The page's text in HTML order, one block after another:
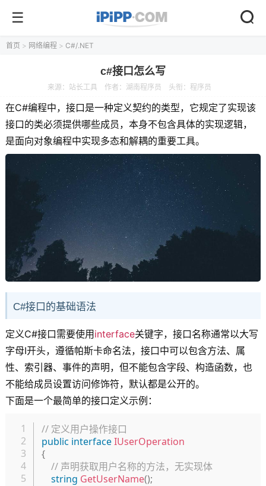
首页 > 网络编程 > C#/.NET
c#接口怎么写
来源： 站长工具 作者：湖南程序员 头衔：程序员
在C#编程中，接口是一种定义契约的类型，它规定了实现该
接口的类必须提供哪些成员，本身不包含具体的实现逻辑，
是面向对象编程中实现多态和解耦的重要工具。
C#接口的基础语法
定义C#接口需要使用interface关键字，接口名称通常以大写
字母I开头，遵循帕斯卡命名法，接口中可以包含方法、属
性、索引器、事件的声明，但不能包含字段、构造函数，也
不能给成员设置访问修饰符，默认都是公开的。
下面是一个最简单的接口定义示例：
// 定义用户操作接口
public interfaceIUserOperation
{
// 声明获取用户名称的方法，无实现体
string GetUserName();